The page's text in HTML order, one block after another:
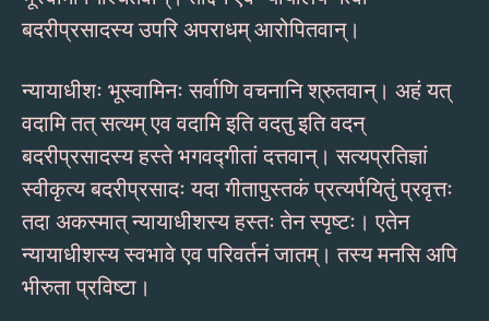
बदरीप्रसादस्य उपरि अपराधम् आरोपितवान्।
न्यायाधीशः भूस्वामिनः सर्वाणि वचनानि श्रुतवान्। अहं यत्
वदामि तत् सत्यम् एव वदामि इति वदतु इति वदन्
बदरीप्रसादस्य हस्ते भगवद्गीतां दत्तवान्। सत्यप्रतिज्ञां
स्वीकृत्य बदरीप्रसादः यदा गीतापुस्तकं प्रत्यर्पयितुं प्रवृत्तः
तदा अकस्मात् न्यायाधीशस्य हस्तः तेन स्पृष्टः। एतेन
न्यायाधीशस्य स्वभावे एव परिवर्तनं जातम्। तस्य मनसि अपि
भीरुता प्रविष्टा।